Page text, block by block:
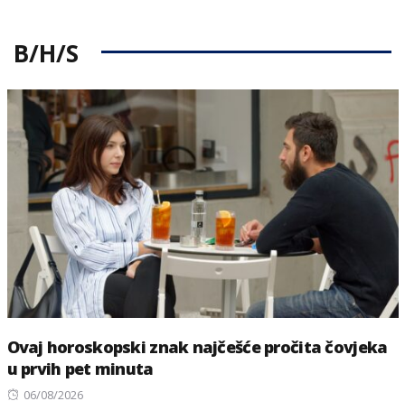
B/H/S
Ovaj horoskopski znak najčešće pročita čovjeka
u prvih pet minuta
Posted
06/08/2026